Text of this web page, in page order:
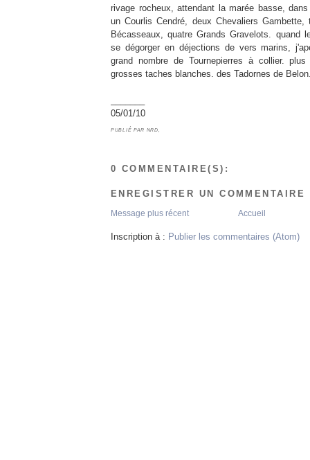
rivage rocheux, attendant la marée basse, dans
un Courlis Cendré, deux Chevaliers
Bécasseaux, quatre Grands Gravelots. quand
se dégorger en déjections de vers marins,
grand nombre de Tournepierres à collier.
grosses taches blanches. des Tadornes de
05/01/10
PUBLIÉ PAR NRD,
0 COMMENTAIRE(S):
ENREGISTRER UN COMMENTAIRE
Message plus récent Accueil
Inscription à : Publier les commentaires (Atom)